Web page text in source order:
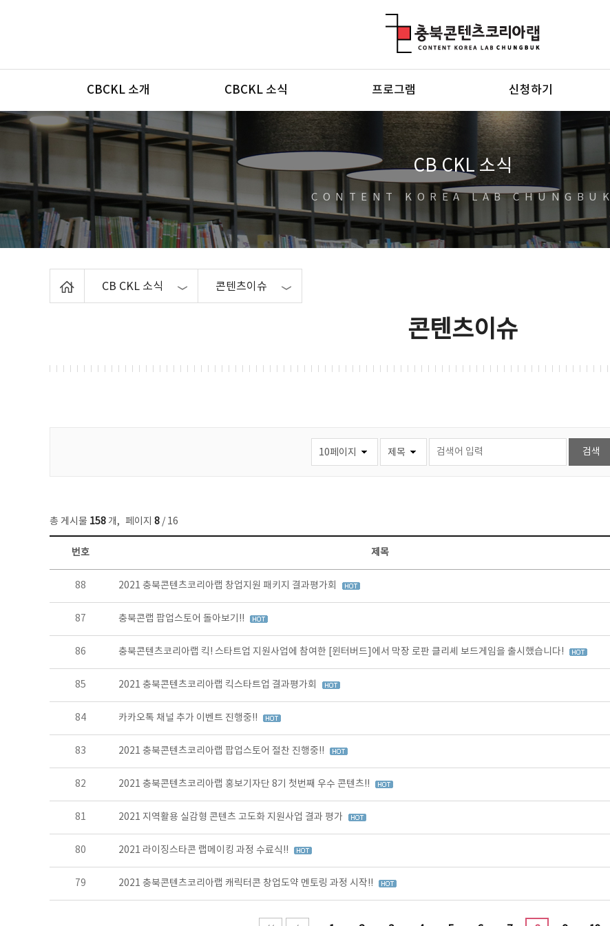
메뉴
CBCKL 소개 CBCKL 소식 프로그램 신청하기
CB CKL 소식
CONTENT KOREA LAB CHUNGBUK
CB CKL 소식 콘텐츠이슈
콘텐츠이슈
총 게시물 158 개, 페이지 8 / 16
콘텐츠이슈 목록 - 번호, 제목, 작성자, 파일, 조회수, 작성일 정보 제공
번호 제목
88 2021 충북콘텐츠코리아랩 창업지원 패키지 결과평가회
87 충북콘랩 팝업스토어 돌아보기!!
86 충북콘텐츠코리아랩 킥! 스타트업 지원사업에 참여한 [윈터버드]에서 막장 로판 클리셰 보드게임을 출시했습니다!
85 2021 충북콘텐츠코리아랩 킥스타트업 결과평가회
84 카카오톡 채널 추가 이벤트 진행중!!
83 2021 충북콘텐츠코리아랩 팝업스토어 절찬 진행중!!
82 2021 충북콘텐츠코리아랩 홍보기자단 8기 첫번째 우수 콘텐츠!!
81 2021 지역활용 실감형 콘텐츠 고도화 지원사업 결과 평가
80 2021 라이징스타콘 랩메이킹 과정 수료식!!
79 2021 충북콘텐츠코리아랩 캐릭터콘 창업도약 멘토링 과정 시작!!